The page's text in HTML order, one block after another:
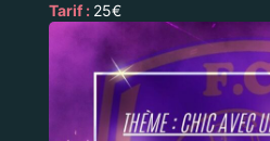
Tarif : 25€